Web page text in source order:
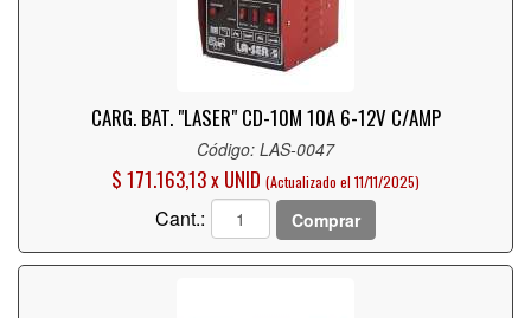
CARG. BAT. "LASER" CD-10M 10A 6-12V C/AMP
Código: LAS-0047
$ 171.163,13 x UNID (Actualizado el 11/11/2025)
Cant.: Comprar